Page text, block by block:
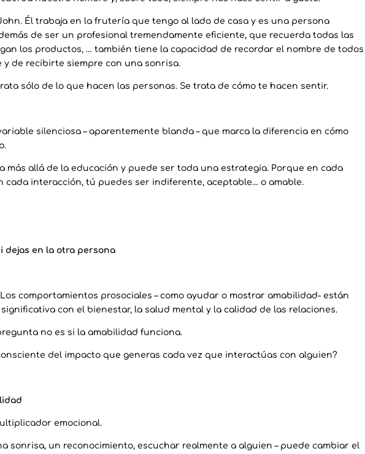
Él trabaja en la frutería que tengo al lado de casa y es una persona
de ser un profesional tremendamente eficiente, que recuerda todas las
los productos, … también tiene la capacidad de recordar el nombre de
y de recibirte siempre con una sonrisa.
sólo de lo que hacen las personas. Se trata de cómo te hacen sentir.
silenciosa – aparentemente blanda – que marca la diferencia en cómo
más allá de la educación y puede ser toda una estrategia. Porque en cada
cada interacción, tú puedes ser indiferente, aceptable… o amable.
dejas en la otra persona
comportamientos prosociales – como ayudar o mostrar amabilidad- están
con el bienestar, la salud mental y la calidad de las relaciones.
no es si la amabilidad funciona.
del impacto que generas cada vez que interactúas con alguien?
emocional.
sonrisa, un reconocimiento, escuchar realmente a alguien – puede cambiar el